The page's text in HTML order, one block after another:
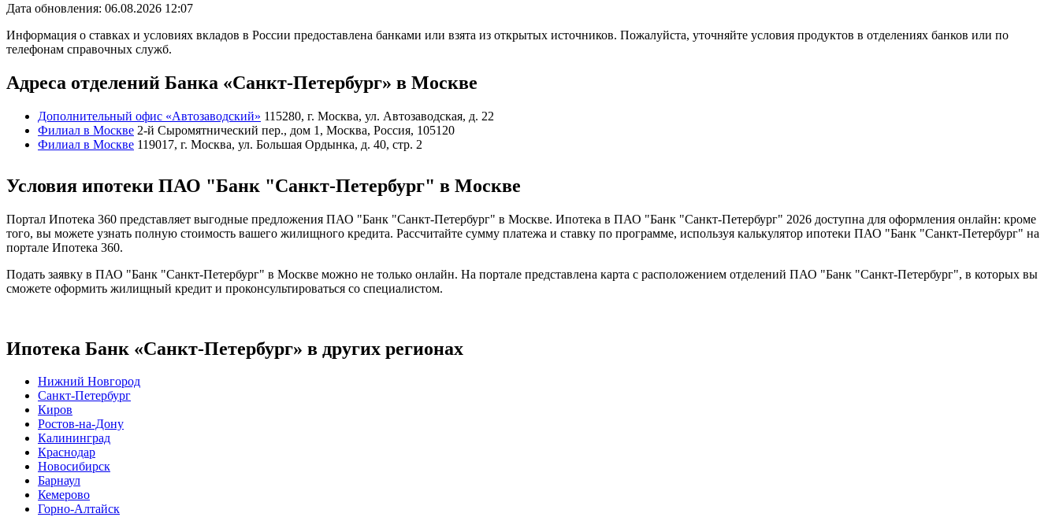
Дата обновления: 06.08.2026 12:07
Информация о ставках и условиях вкладов в России предоставлена банками или взята из открытых источников. Пожалуйста, уточняйте условия продуктов в отделениях банков или по
телефонам справочных служб.
Адреса отделений Банка «Санкт-Петербург» в Москве
Дополнительный офис «Автозаводский» 115280, г. Москва, ул. Автозаводская, д. 22
Филиал в Москве 2-й Сыромятнический пер., дом 1, Москва, Россия, 105120
Филиал в Москве 119017, г. Москва, ул. Большая Ордынка, д. 40, стр. 2
Условия ипотеки ПАО "Банк "Санкт-Петербург" в Москве
Портал Ипотека 360 представляет выгодные предложения ПАО "Банк "Санкт-Петербург" в Москве. Ипотека в ПАО "Банк "Санкт-Петербург" 2026 доступна для оформления онлайн: кроме
того, вы можете узнать полную стоимость вашего жилищного кредита. Рассчитайте сумму платежа и ставку по программе, используя калькулятор ипотеки ПАО "Банк "Санкт-Петербург" на
портале Ипотека 360.
Подать заявку в ПАО "Банк "Санкт-Петербург" в Москве можно не только онлайн. На портале представлена карта с расположением отделений ПАО "Банк "Санкт-Петербург", в которых вы
сможете оформить жилищный кредит и проконсультироваться со специалистом.
Ипотека Банк «Санкт-Петербург» в других регионах
Нижний Новгород
Санкт-Петербург
Киров
Ростов-на-Дону
Калининград
Краснодар
Новосибирск
Барнаул
Кемерово
Горно-Алтайск